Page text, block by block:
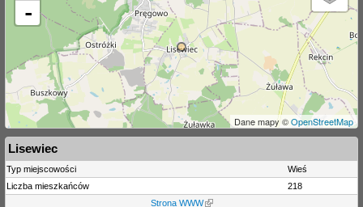
-
Dane mapy ©OpenStreetMap
Lisewiec
Typ miejscowości
Wieś
Liczba mieszkańców
218
Strona WWW